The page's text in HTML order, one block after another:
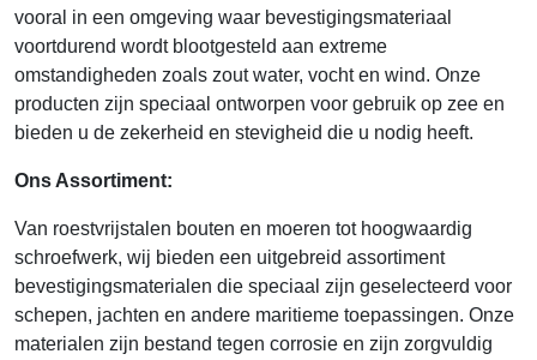
vooral in een omgeving waar bevestigingsmateriaal
voortdurend wordt blootgesteld aan extreme
omstandigheden zoals zout water, vocht en wind. Onze
producten zijn speciaal ontworpen voor gebruik op zee en
bieden u de zekerheid en stevigheid die u nodig heeft.
Ons Assortiment:
Van roestvrijstalen bouten en moeren tot hoogwaardig
schroefwerk, wij bieden een uitgebreid assortiment
bevestigingsmaterialen die speciaal zijn geselecteerd voor
schepen, jachten en andere maritieme toepassingen. Onze
materialen zijn bestand tegen corrosie en zijn zorgvuldig